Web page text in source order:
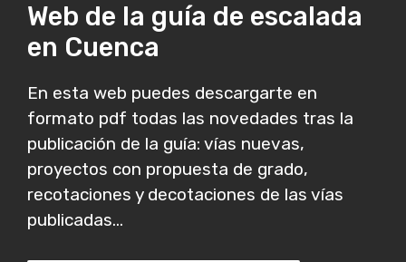
Web de la guía de escalada
en Cuenca
En esta web puedes descargarte en
formato pdf todas las novedades tras la
publicación de la guía: vías nuevas,
proyectos con propuesta de grado,
recotaciones y decotaciones de las vías
publicadas...